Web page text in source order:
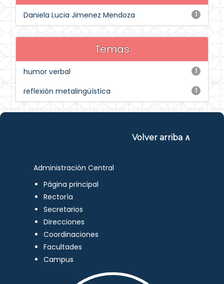
1
Daniela Lucia Jimenez Mendoza
Temas
1
humor verbal
1
reflexión metalingüística
Volver arriba ∧
Administración Central
Página principal
Rectoría
Secretarios
Direcciones
Coordinaciones
Facultades
Campus